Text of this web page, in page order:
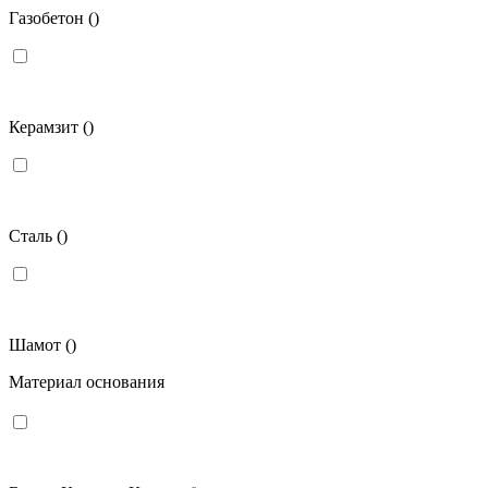
Газобетон ()
Керамзит ()
Сталь ()
Шамот ()
Материал основания